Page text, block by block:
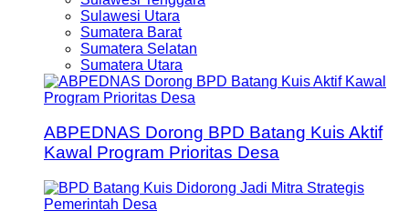
Sulawesi Utara
Sumatera Barat
Sumatera Selatan
Sumatera Utara
ABPEDNAS Dorong BPD Batang Kuis Aktif
Kawal Program Prioritas Desa